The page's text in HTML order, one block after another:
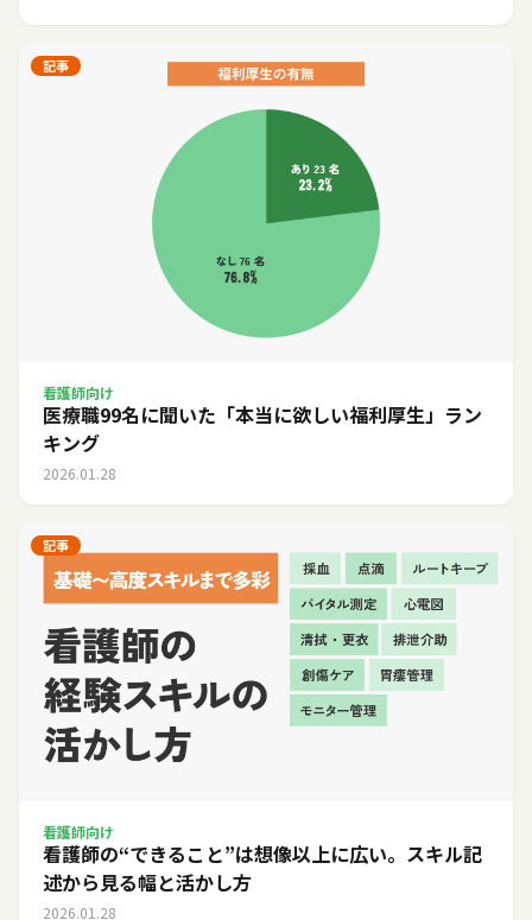
記事
看護師向け
医療職99名に聞いた「本当に欲しい福利厚生」ラン
キング
2026.01.28
記事
看護師向け
看護師の“できること”は想像以上に広い。スキル記
述から見る幅と活かし方
2026.01.28